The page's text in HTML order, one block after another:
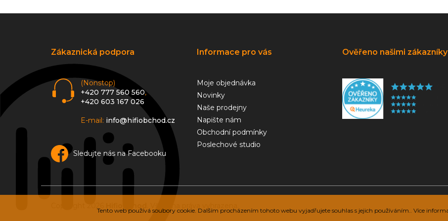
Tento web používá soubory cookie. Dalším procházením tohoto webu vyjadřujete souhlas s jejich používáním.. Více
Zákaznická podpora
(Nonstop)
+420 777 560 560,
+420 603 167 026
E-mail: info@hifiobchod.cz
Sledujte nás na Facebooku
Informace pro vás
Moje objednávka
Novinky
Naše prodejny
Napište nám
Obchodní podmínky
Poslechové studio
Ověřeno našimi zákazníky